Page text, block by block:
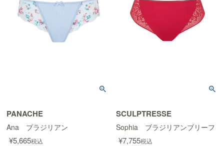
PANACHE
Ana ブラジリアン
¥5,665税込
SCULPTRESSE
Sophia ブラジリアンブリーフ
¥7,755税込